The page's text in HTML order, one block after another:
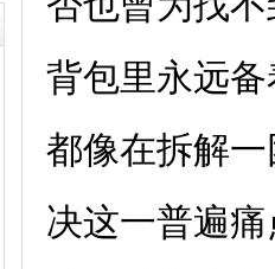
背包里永远
都像在拆解
决这一普遍